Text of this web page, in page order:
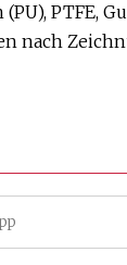
PTFE,
nach